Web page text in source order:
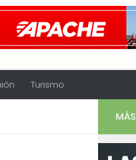
Turismo
MÁS